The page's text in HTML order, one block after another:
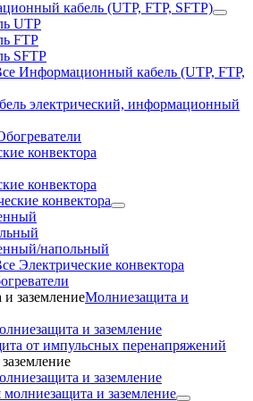
UTP
FTP
SFTP
Информационный кабель (UTP, FTP,
электрический, информационный
конвектора
конвектора
напольный
Электрические конвектора
Молниезащита и
и заземление
от импульсных перенапряжений
и заземление